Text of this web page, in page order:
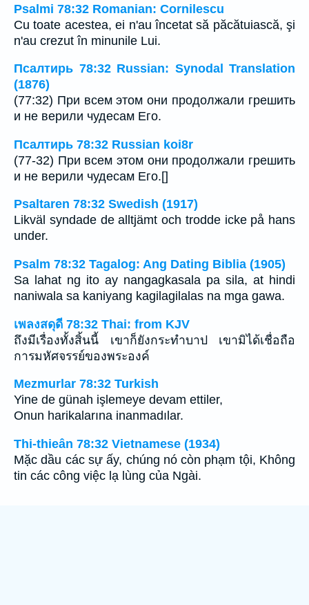
Psalmi 78:32 Romanian: Cornilescu
Cu toate acestea, ei n'au încetat să păcătuiască, şi
n'au crezut în minunile Lui.
Псалтирь 78:32 Russian: Synodal Translation
(1876)
(77:32) При всем этом они продолжали грешить
и не верили чудесам Его.
Псалтирь 78:32 Russian koi8r
(77-32) При всем этом они продолжали грешить
и не верили чудесам Его.[]
Psaltaren 78:32 Swedish (1917)
Likväl syndade de alltjämt och trodde icke på hans
under.
Psalm 78:32 Tagalog: Ang Dating Biblia (1905)
Sa lahat ng ito ay nangagkasala pa sila, at hindi
naniwala sa kaniyang kagilagilalas na mga gawa.
เพลงสดุดี 78:32 Thai: from KJV
ถึงมีเรื่องทั้งสิ้นนี้ เขาก็ยังกระทำบาป เขามิได้เชื่อถือ
การมหัศจรรย์ของพระองค์
Mezmurlar 78:32 Turkish
Yine de günah işlemeye devam ettiler,
Onun harikalarına inanmadılar.
Thi-thieân 78:32 Vietnamese (1934)
Mặc dầu các sự ấy, chúng nó còn phạm tội, Không
tin các công việc lạ lùng của Ngài.